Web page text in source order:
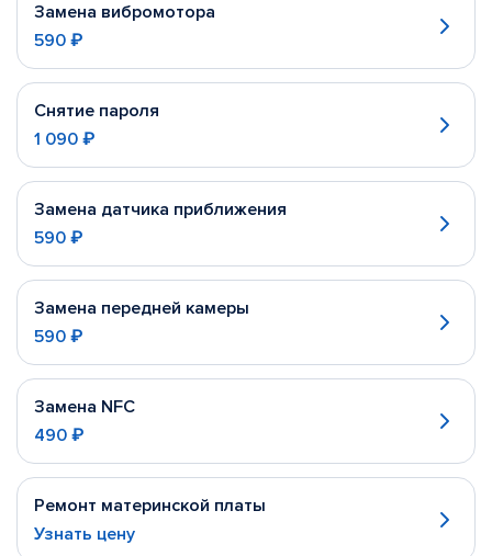
Замена вибромотора
590 ₽
Снятие пароля
1 090 ₽
Замена датчика приближения
590 ₽
Замена передней камеры
590 ₽
Замена NFC
490 ₽
Ремонт материнской платы
Узнать цену